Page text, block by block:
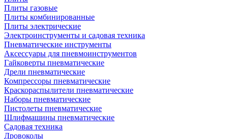
Плиты газовые
Плиты комбинированные
Плиты электрические
Электроинструменты и садовая техника
Пневматические инструменты
Аксессуары для пневмоинструментов
Гайковерты пневматические
Дрели пневматические
Компрессоры пневматические
Краскораспылители пневматические
Наборы пневматические
Пистолеты пневматические
Шлифмашины пневматические
Садовая техника
Дровоколы